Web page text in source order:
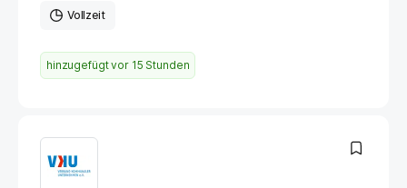
Vollzeit
hinzugefügt vor 15 Stunden